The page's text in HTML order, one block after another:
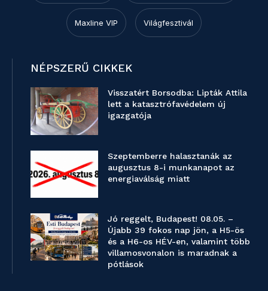
Maxline VIP Világfesztivál
NÉPSZERŰ CIKKEK
Visszatért Borsodba: Lipták Attila
lett a katasztrófavédelem új
igazgatója
Szeptemberre halasztanák az
augusztus 8-i munkanapot az
energiaválság miatt
Jó reggelt, Budapest! 08.05. –
Újabb 39 fokos nap jön, a H5-ös
és a H6-os HÉV-en, valamint több
villamosvonalon is maradnak a
pótlások